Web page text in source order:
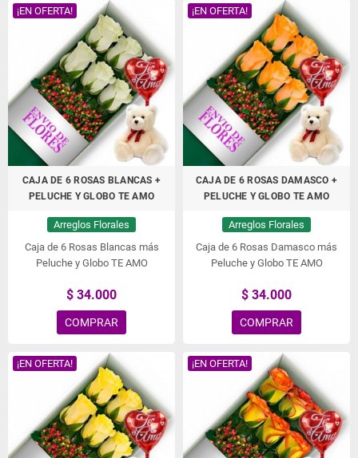
¡EN OFERTA!
CAJA DE 6 ROSAS BLANCAS +
PELUCHE Y GLOBO TE AMO
Arreglos Florales
Caja de 6 Rosas Blancas más
Peluche y Globo TE AMO
$ 34.000
COMPRAR
¡EN OFERTA!
CAJA DE 6 ROSAS DAMASCO +
PELUCHE Y GLOBO TE AMO
Arreglos Florales
Caja de 6 Rosas Damasco más
Peluche y Globo TE AMO
$ 34.000
COMPRAR
¡EN OFERTA! ¡EN OFERTA!